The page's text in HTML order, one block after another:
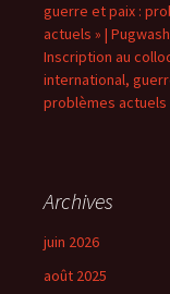
guerre et paix :
actuels » |
Inscription au
international,
problèmes actuels
Archives
juin 2026
août 2025